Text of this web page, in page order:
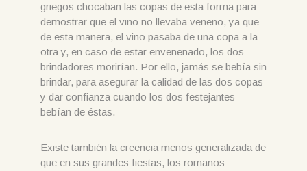
griegos chocaban las copas de esta forma para
demostrar que el vino no llevaba veneno, ya que
de esta manera, el vino pasaba de una copa a la
otra y, en caso de estar envenenado, los dos
brindadores morirían. Por ello, jamás se bebía sin
brindar, para asegurar la calidad de las dos copas
y dar confianza cuando los dos festejantes
bebían de éstas.
Existe también la creencia menos generalizada de
que en sus grandes fiestas, los romanos